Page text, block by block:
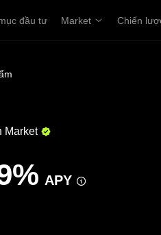
đầu tư
Market Chiến
Market
APY